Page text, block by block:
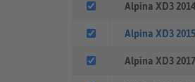
Alpina XD3 2014
Alpina XD3 2015
Alpina XD3 2017